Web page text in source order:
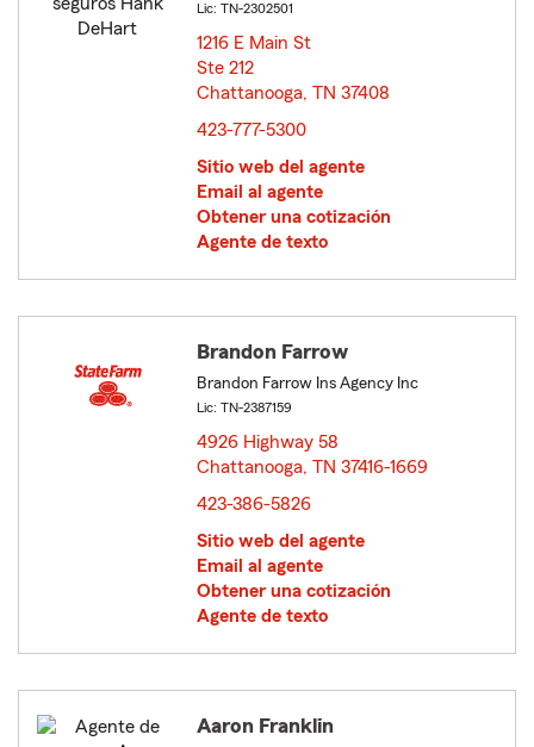
Lic: TN-2302501
1216 E Main St
Ste 212
Chattanooga, TN 37408
423-777-5300
Sitio web del agente
Email al agente
Obtener una cotización
Agente de texto
Brandon Farrow
Brandon Farrow Ins Agency Inc
Lic: TN-2387159
4926 Highway 58
Chattanooga, TN 37416-1669
423-386-5826
Sitio web del agente
Email al agente
Obtener una cotización
Agente de texto
Aaron Franklin